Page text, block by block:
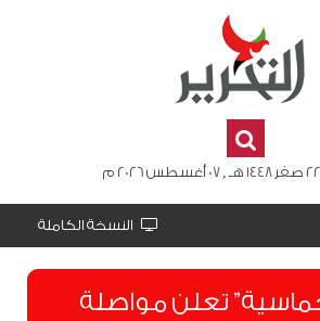
النسخة الكاملة
تعلن مواصلة